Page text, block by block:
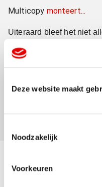
Deze website maakt
Noodzakelijk
Voorkeuren
Multicopy monteert...
Uiteraard bleef het niet
nieuwe visuals. Het
gezorgd dat alle
mag worden verwacht.